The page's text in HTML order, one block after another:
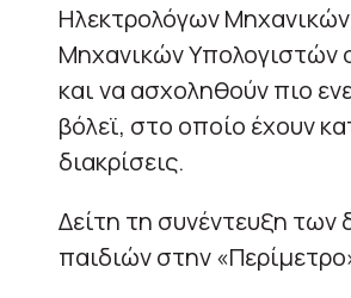
Ηλεκτρολόγων
Μηχανικών Υπολογιστών
και να ασχοληθούν πιο
βόλεϊ, στο οποίο έχουν
διακρίσεις.
Δείτη τη συνέντευξη των
παιδιών στην